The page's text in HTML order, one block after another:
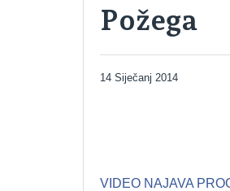
Požega
14 Siječanj 2014
VIDEO NAJAVA